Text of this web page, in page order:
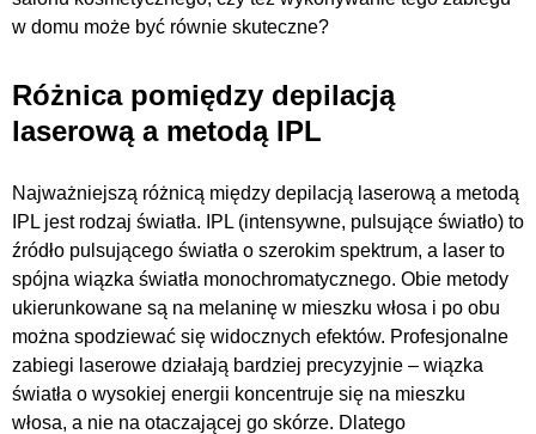
w domu może być równie skuteczne?
Różnica pomiędzy depilacją
laserową a metodą IPL
Najważniejszą różnicą między depilacją laserową a metodą
IPL jest rodzaj światła. IPL (intensywne, pulsujące światło) to
źródło pulsującego światła o szerokim spektrum, a laser to
spójna wiązka światła monochromatycznego. Obie metody
ukierunkowane są na melaninę w mieszku włosa i po obu
można spodziewać się widocznych efektów. Profesjonalne
zabiegi laserowe działają bardziej precyzyjnie – wiązka
światła o wysokiej energii koncentruje się na mieszku
włosa, a nie na otaczającej go skórze. Dlatego